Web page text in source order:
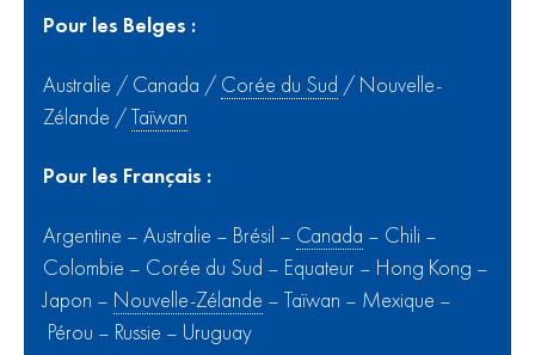
Pour les Belges :
Australie / Canada / Corée du Sud / Nouvelle-
Zélande /Taïwan
Pour les Français :
Argentine – Australie – Brésil – Canada – Chili –
Colombie – Corée du Sud – Equateur – Hong Kong –
Japon – Nouvelle-Zélande – Taïwan – Mexique –
Pérou – Russie – Uruguay